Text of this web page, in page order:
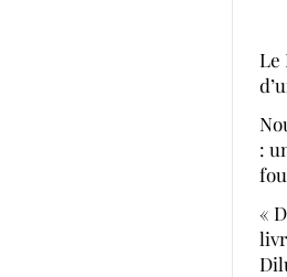
Le
:
«